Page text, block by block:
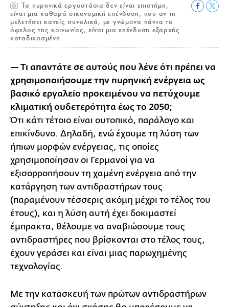
Τα πυρηνικά εργοστάσια δεν είναι επιστήμη,
είναι μια καθαρά οικονομική επένδυση, που αν τη
μελετήσει κανείς συνολικά, με γνώμονα πάντα το
όφελος της κοινωνίας, είναι μια επένδυση εξαρχής
καταδικασμένη.
— Τι απαντάτε σε αυτούς που λένε ότι πρέπει να
χρησιμοποιήσουμε την πυρηνική ενέργεια ως
βασικό εργαλείο προκειμένου να πετύχουμε
κλιματική ουδετερότητα έως το 2050;
Ότι κάτι τέτοιο είναι ουτοπικό, παράλογο και
επικίνδυνο. Δηλαδή, ενώ έχουμε τη λύση των
ήπιων μορφών ενέργειας, τις οποίες
χρησιμοποίησαν οι Γερμανοί για να
εξισορροπήσουν τη χαμένη ενέργεια από την
κατάργηση των αντιδραστήρων τους
(παραμένουν τέσσερις ακόμη μέχρι το τέλος του
έτους), και η λύση αυτή έχει δοκιμαστεί
έμπρακτα, θέλουμε να αναβιώσουμε τους
αντιδραστήρες που βρίσκονται στο τέλος τους,
έχουν γεράσει και είναι μιας παρωχημένης
τεχνολογίας.
Με την κατασκευή των πρώτων αντιδραστήρων